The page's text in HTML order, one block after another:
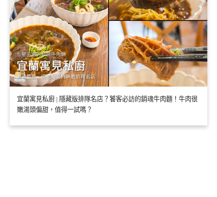
宜蘭寓見私廚 | 隱藏版排隊名店？饕客必訪的銷魂牛肉麵！牛肉很
嫩湯頭偏甜，值得一試嗎？